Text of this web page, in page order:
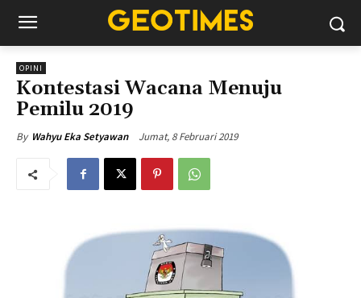
OPINI
Kontestasi Wacana Menuju
Pemilu 2019
By Wahyu Eka Setyawan Jumat, 8 Februari 2019